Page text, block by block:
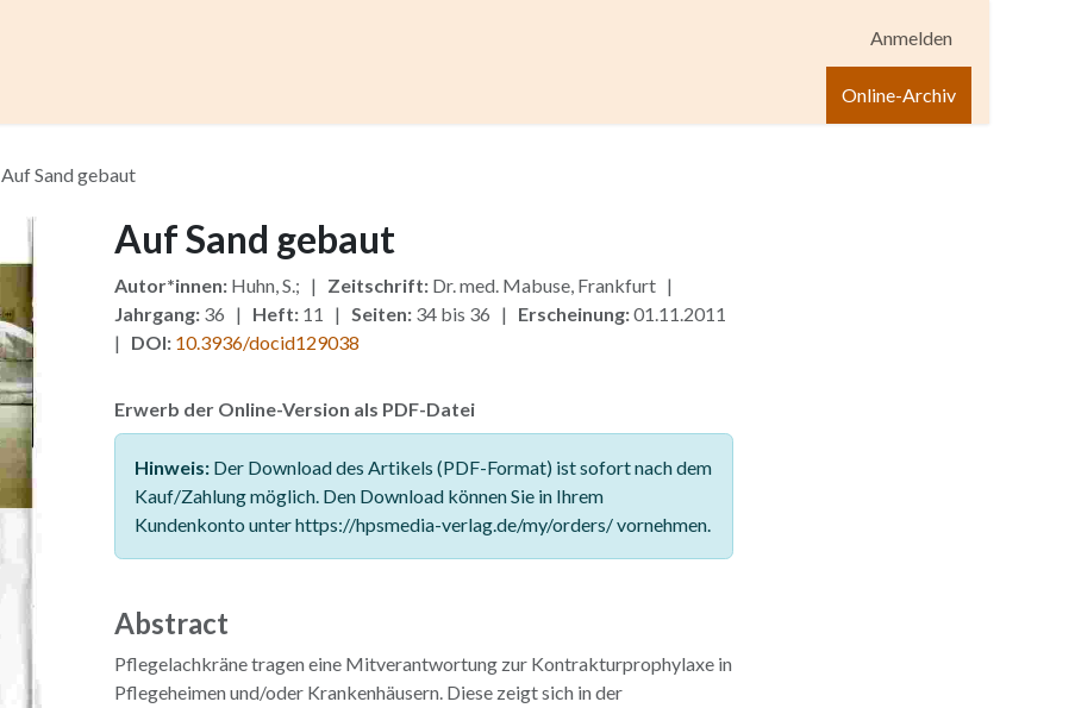
Anmelden
Online-Archiv
Auf Sand gebaut
Auf Sand gebaut
Autor*innen:Huhn, S.; | Zeitschrift:Dr. med. Mabuse, Frankfurt |
Jahrgang:36 | Heft:11 | Seiten:34 bis 36 | Erscheinung:01.11.2011
| DOI: 10.3936/docid129038
Erwerb der Online-Version als PDF-Datei
Hinweis:Der Download des Artikels (PDF-Format) ist sofort nach dem
Kauf/Zahlung möglich. Den Download können Sie in Ihrem
Kundenkonto unter https://hpsmedia-verlag.de/my/orders/ vornehmen.
Abstract
Pflegelachkräne tragen eine Mitverantwortung zur Kontrakturprophylaxe in
Pflegeheimen und/oder Krankenhäusern. Diese zeigt sich in der